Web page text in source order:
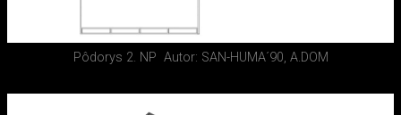
Pôdorys 2. NP Autor: SAN-HUMA´90, A.DOM